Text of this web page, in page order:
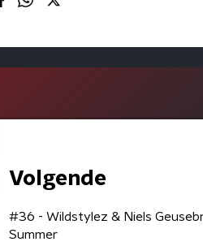
Volgende
#36 - Wildstylez & Niels
Summer